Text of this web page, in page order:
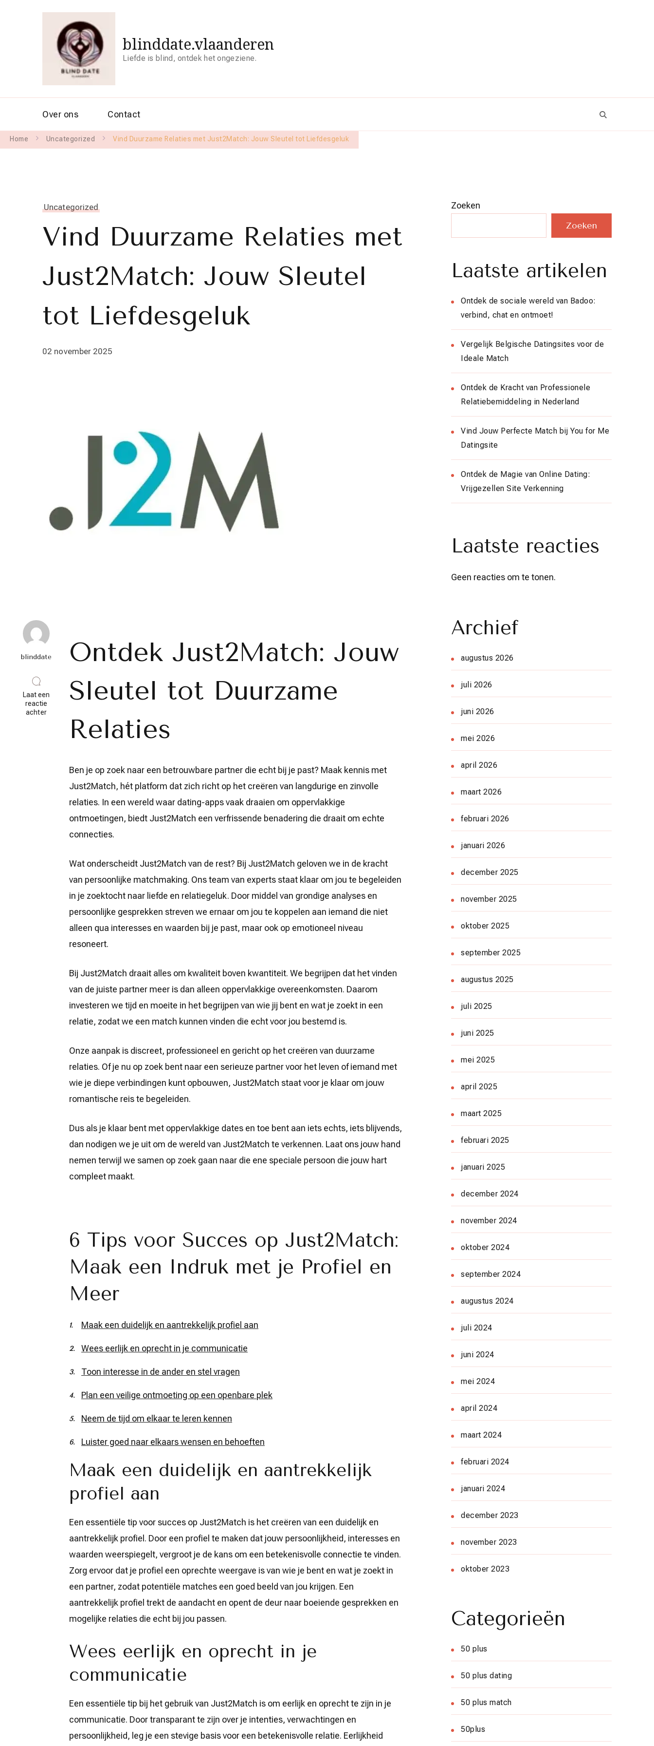
blinddate.vlaanderen
Liefde is blind, ontdek het ongeziene.
Over ons Contact
Home Uncategorized Vind Duurzame Relaties met Just2Match: Jouw Sleutel tot Liefdesgeluk
Uncategorized
Vind Duurzame Relaties met
Just2Match: Jouw Sleutel
tot Liefdesgeluk
02 november 2025
blinddate
Laat een
reactie
achterop
Duurzame
Liefdesgeluk
Ontdek Just2Match: Jouw
Sleutel tot Duurzame
Relaties
Ben je op zoek naar een betrouwbare partner die echt bij je past? Maak kennis met
Just2Match, hét platform dat zich richt op het creëren van langdurige en zinvolle
relaties. In een wereld waar dating-apps vaak draaien om oppervlakkige
ontmoetingen, biedt Just2Match een verfrissende benadering die draait om echte
connecties.
Wat onderscheidt Just2Match van de rest? Bij Just2Match geloven we in de kracht
van persoonlijke matchmaking. Ons team van experts staat klaar om jou te begeleiden
in je zoektocht naar liefde en relatiegeluk. Door middel van grondige analyses en
persoonlijke gesprekken streven we ernaar om jou te koppelen aan iemand die niet
alleen qua interesses en waarden bij je past, maar ook op emotioneel niveau
resoneert.
Bij Just2Match draait alles om kwaliteit boven kwantiteit. We begrijpen dat het vinden
van de juiste partner meer is dan alleen oppervlakkige overeenkomsten. Daarom
investeren we tijd en moeite in het begrijpen van wie jij bent en wat je zoekt in een
relatie, zodat we een match kunnen vinden die echt voor jou bestemd is.
Onze aanpak is discreet, professioneel en gericht op het creëren van duurzame
relaties. Of je nu op zoek bent naar een serieuze partner voor het leven of iemand met
wie je diepe verbindingen kunt opbouwen, Just2Match staat voor je klaar om jouw
romantische reis te begeleiden.
Dus als je klaar bent met oppervlakkige dates en toe bent aan iets echts, iets blijvends,
dan nodigen we je uit om de wereld van Just2Match te verkennen. Laat ons jouw hand
nemen terwijl we samen op zoek gaan naar die ene speciale persoon die jouw hart
compleet maakt.
6 Tips voor Succes op Just2Match:
Maak een Indruk met je Profiel en
Meer
Maak een duidelijk en aantrekkelijk profiel aan
Wees eerlijk en oprecht in je communicatie
Toon interesse in de ander en stel vragen
Plan een veilige ontmoeting op een openbare plek
Neem de tijd om elkaar te leren kennen
Luister goed naar elkaars wensen en behoeften
Maak een duidelijk en aantrekkelijk
profiel aan
Een essentiële tip voor succes op Just2Match is het creëren van een duidelijk en
aantrekkelijk profiel. Door een profiel te maken dat jouw persoonlijkheid, interesses en
waarden weerspiegelt, vergroot je de kans om een ​​betekenisvolle connectie te vinden.
Zorg ervoor dat je profiel een oprechte weergave is van wie je bent en wat je zoekt in
een partner, zodat potentiële matches een goed beeld van jou krijgen. Een
aantrekkelijk profiel trekt de aandacht en opent de deur naar boeiende gesprekken en
mogelijke relaties die echt bij jou passen.
Wees eerlijk en oprecht in je
communicatie
Een essentiële tip bij het gebruik van Just2Match is om eerlijk en oprecht te zijn in je
communicatie. Door transparant te zijn over je intenties, verwachtingen en
persoonlijkheid, leg je een stevige basis voor een betekenisvolle relatie. Eerlijkheid
Zoeken
Zoeken
Laatste artikelen
Ontdek de sociale wereld van Badoo:
verbind, chat en ontmoet!
Vergelijk Belgische Datingsites voor de
Ideale Match
Ontdek de Kracht van Professionele
Relatiebemiddeling in Nederland
Vind Jouw Perfecte Match bij You for Me
Datingsite
Ontdek de Magie van Online Dating:
Vrijgezellen Site Verkenning
Laatste reacties
Geen reacties om te tonen.
Archief
augustus 2026
juli 2026
juni 2026
mei 2026
april 2026
maart 2026
februari 2026
januari 2026
december 2025
november 2025
oktober 2025
september 2025
augustus 2025
juli 2025
juni 2025
mei 2025
april 2025
maart 2025
februari 2025
januari 2025
december 2024
november 2024
oktober 2024
september 2024
augustus 2024
juli 2024
juni 2024
mei 2024
april 2024
maart 2024
februari 2024
januari 2024
december 2023
november 2023
oktober 2023
Categorieën
50 plus
50 plus dating
50 plus match
50plus